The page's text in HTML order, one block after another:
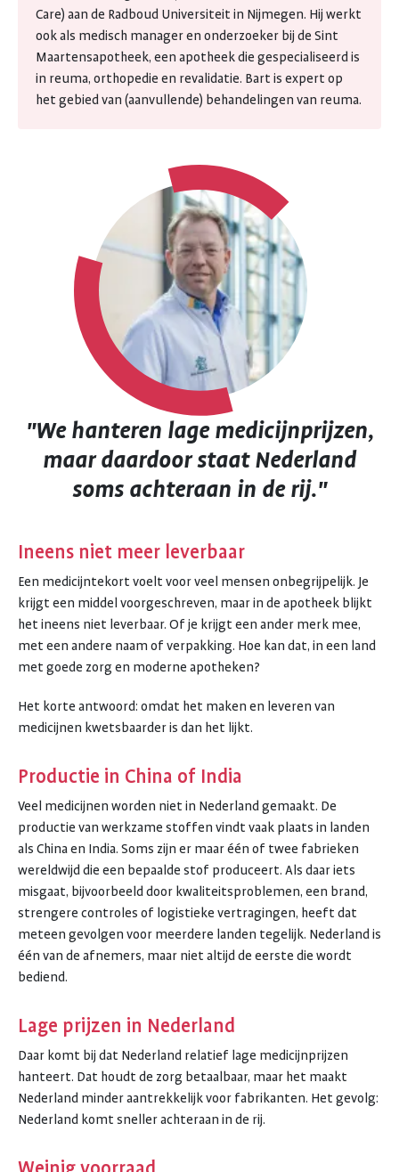
Care) aan de Radboud Universiteit in Nijmegen. Hij werkt
ook als medisch manager en onderzoeker bij de Sint
Maartensapotheek, een apotheek die gespecialiseerd is
in reuma, orthopedie en revalidatie. Bart is expert op
het gebied van (aanvullende) behandelingen van reuma.
"We hanteren lage medicijnprijzen,
maar daardoor staat Nederland
soms achteraan in de rij."
Ineens niet meer leverbaar
Een medicijntekort voelt voor veel mensen onbegrijpelijk. Je
krijgt een middel voorgeschreven, maar in de apotheek blijkt
het ineens niet leverbaar. Of je krijgt een ander merk mee,
met een andere naam of verpakking. Hoe kan dat, in een land
met goede zorg en moderne apotheken?
Het korte antwoord: omdat het maken en leveren van
medicijnen kwetsbaarder is dan het lijkt.
Productie in China of India
Veel medicijnen worden niet in Nederland gemaakt. De
productie van werkzame stoffen vindt vaak plaats in landen
als China en India. Soms zijn er maar één of twee fabrieken
wereldwijd die een bepaalde stof produceert. Als daar iets
misgaat, bijvoorbeeld door kwaliteitsproblemen, een brand,
strengere controles of logistieke vertragingen, heeft dat
meteen gevolgen voor meerdere landen tegelijk. Nederland is
één van de afnemers, maar niet altijd de eerste die wordt
bediend.
Lage prijzen in Nederland
Daar komt bij dat Nederland relatief lage medicijnprijzen
hanteert. Dat houdt de zorg betaalbaar, maar het maakt
Nederland minder aantrekkelijk voor fabrikanten. Het gevolg:
Nederland komt sneller achteraan in de rij.